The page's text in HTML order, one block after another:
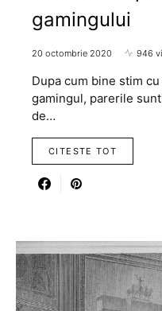
gamingului
20 octombrie 2020 946
Dupa cum bine stim
gamingul, parerile
de…
CITESTE TOT